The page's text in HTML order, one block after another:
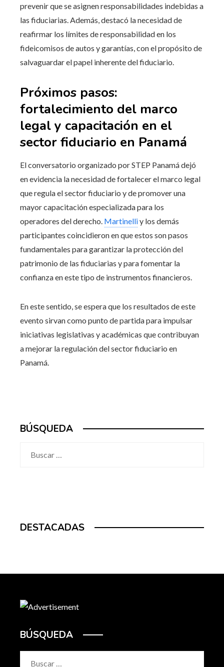
prevenir que se asignen responsabilidades indebidas a
las fiduciarias. Además, destacó la necesidad de
reafirmar los límites de responsabilidad en los
fideicomisos de autos y garantías, con el propósito de
salvaguardar el papel inherente del fiduciario.
Próximos pasos:
fortalecimiento del marco
legal y capacitación en el
sector fiduciario en Panamá
El conversatorio organizado por STEP Panamá dejó
en evidencia la necesidad de fortalecer el marco legal
que regula el sector fiduciario y de promover una
mayor capacitación especializada para los
operadores del derecho. Martinelliy los demás
participantes coincidieron en que estos son pasos
fundamentales para garantizar la protección del
patrimonio de las fiduciarias y para fomentar la
confianza en este tipo de instrumentos financieros.
En este sentido, se espera que los resultados de este
evento sirvan como punto de partida para impulsar
iniciativas legislativas y académicas que contribuyan
a mejorar la regulación del sector fiduciario en
Panamá.
BÚSQUEDA
DESTACADAS
BÚSQUEDA